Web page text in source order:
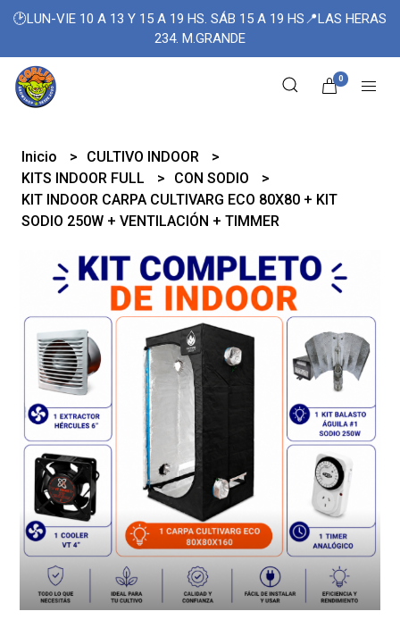
🕑LUN-VIE 10 A 13 Y 15 A 19 HS. SÁB 15 A 19 HS📍LAS HERAS
234. M.GRANDE
0
Inicio
CULTIVO INDOOR
KITS INDOOR FULL
CON SODIO
KIT INDOOR CARPA CULTIVARG ECO 80X80 + KIT
SODIO 250W + VENTILACIÓN + TIMMER